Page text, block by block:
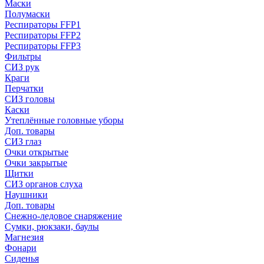
Маски
Полумаски
Респираторы FFP1
Респираторы FFP2
Респираторы FFP3
Фильтры
СИЗ рук
Краги
Перчатки
СИЗ головы
Каски
Утеплённые головные уборы
Доп. товары
СИЗ глаз
Очки открытые
Очки закрытые
Щитки
СИЗ органов слуха
Наушники
Доп. товары
Снежно-ледовое снаряжение
Сумки, рюкзаки, баулы
Магнезия
Фонари
Сиденья